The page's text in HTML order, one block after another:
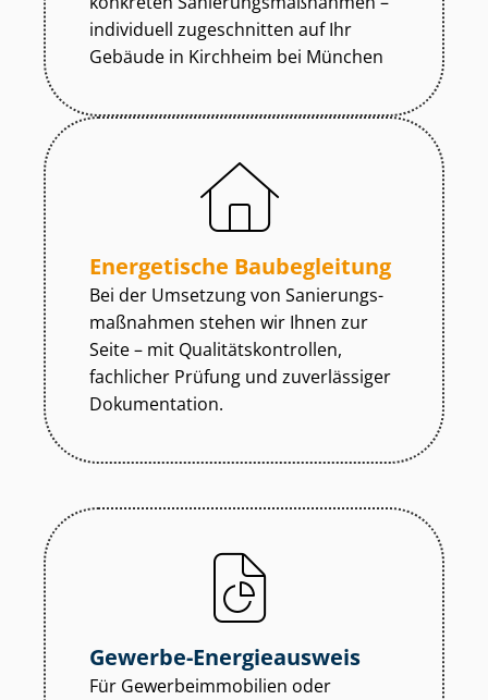
individuell zugeschnitten auf Ihr
Gebäude in Kirchheim bei München
Energetische Baubegleitung
Bei der Umsetzung von Sa­nie­rungs­
maß­nah­men stehen wir Ihnen zur
Seite – mit Qua­li­täts­kon­trol­len,
fachlicher Prüfung und zuverlässiger
Dokumentation.
Gewerbe-Energieausweis
Für Ge­wer­be­im­mo­bi­li­en oder